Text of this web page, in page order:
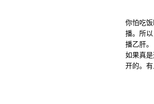
你怕吃
播。所
播乙肝。
如果真
开的。有